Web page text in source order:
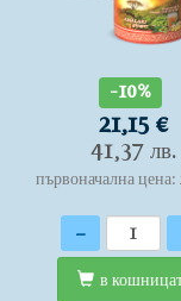
-10%
21,15 €
41,37 лв.
първоначална
Количество
-
в